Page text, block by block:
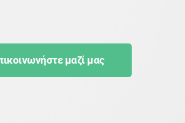
μαζί μας